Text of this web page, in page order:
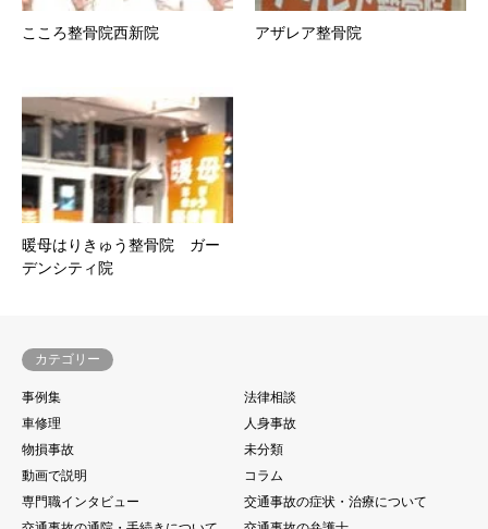
こころ整骨院西新院 アザレア整骨院
暖母はりきゅう整骨院 ガー
デンシティ院
カテゴリー
事例集
法律相談
車修理
人身事故
物損事故
未分類
動画で説明
コラム
専門職インタビュー
交通事故の症状・治療について